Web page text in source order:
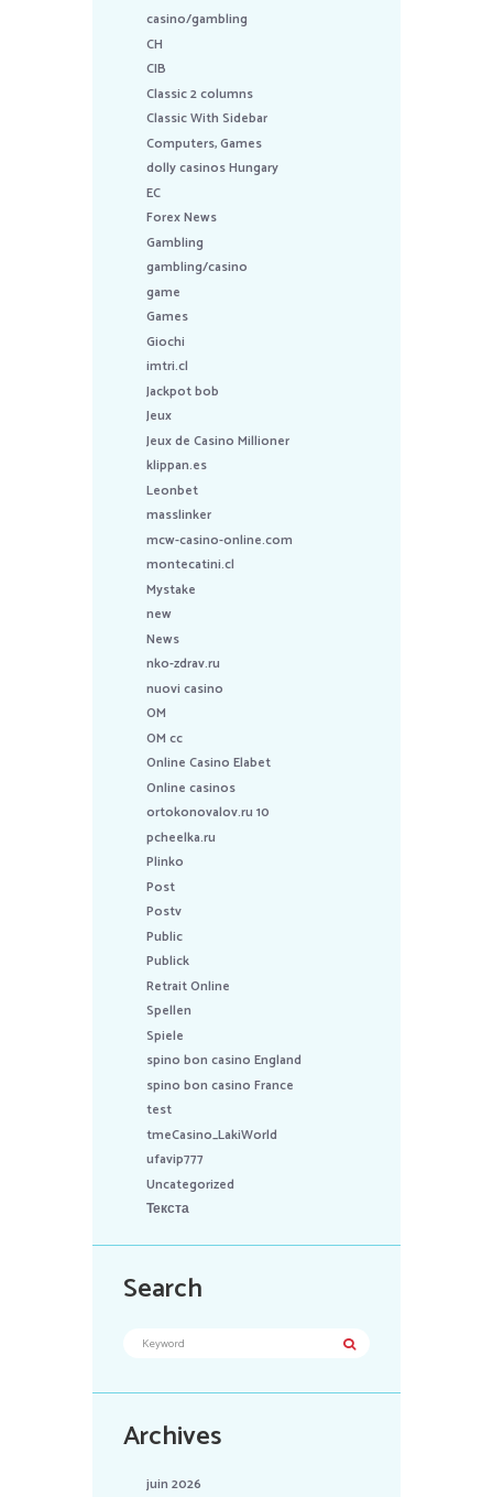
casino/gambling
CH
CIB
Classic 2 columns
Classic With Sidebar
Computers, Games
dolly casinos Hungary
EC
Forex News
Gambling
gambling/casino
game
Games
Giochi
imtri.cl
Jackpot bob
Jeux
Jeux de Casino Millioner
klippan.es
Leonbet
masslinker
mcw-casino-online.com
montecatini.cl
Mystake
new
News
nko-zdrav.ru
nuovi casino
OM
OM cc
Online Casino Elabet
Online casinos
ortokonovalov.ru 10
pcheelka.ru
Plinko
Post
Postv
Public
Publick
Retrait Online
Spellen
Spiele
spino bon casino England
spino bon casino France
test
tmeCasino_LakiWorld
ufavip777
Uncategorized
Текста
Search
Archives
juin 2026